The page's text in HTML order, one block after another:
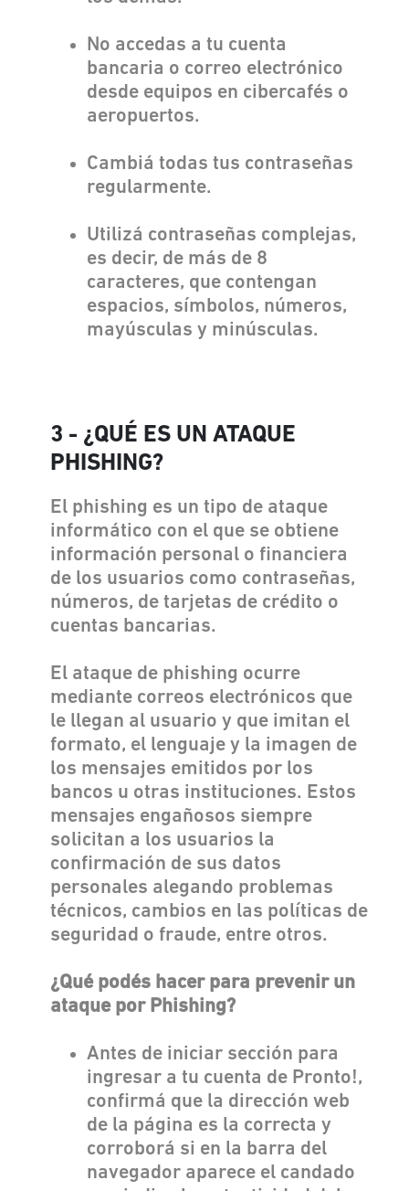
No accedas a tu cuenta
bancaria o correo electrónico
desde equipos en cibercafés o
aeropuertos.
Cambiá todas tus contraseñas
regularmente.
Utilizá contraseñas complejas,
es decir, de más de 8
caracteres, que contengan
espacios, símbolos, números,
mayúsculas y minúsculas.
3 - ¿QUÉ ES UN ATAQUE
PHISHING?
El phishing es un tipo de ataque
informático con el que se obtiene
información personal o financiera
de los usuarios como contraseñas,
números, de tarjetas de crédito o
cuentas bancarias.
El ataque de phishing ocurre
mediante correos electrónicos que
le llegan al usuario y que imitan el
formato, el lenguaje y la imagen de
los mensajes emitidos por los
bancos u otras instituciones. Estos
mensajes engañosos siempre
solicitan a los usuarios la
confirmación de sus datos
personales alegando problemas
técnicos, cambios en las políticas de
seguridad o fraude, entre otros.
¿Qué podés hacer para prevenir un
ataque por Phishing?
Antes de iniciar sección para
ingresar a tu cuenta de Pronto!,
confirmá que la dirección web
de la página es la correcta y
corroborá si en la barra del
navegador aparece el candado